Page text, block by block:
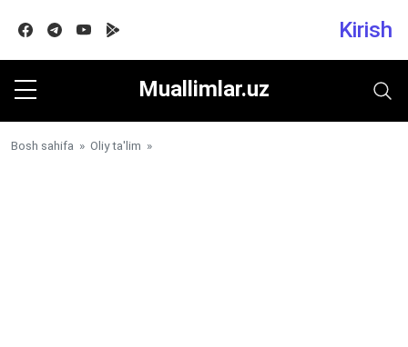
FacebookTelegram
Youtube Kirish
Muallimlar.uz
Bosh sahifa » Oliy ta'lim »